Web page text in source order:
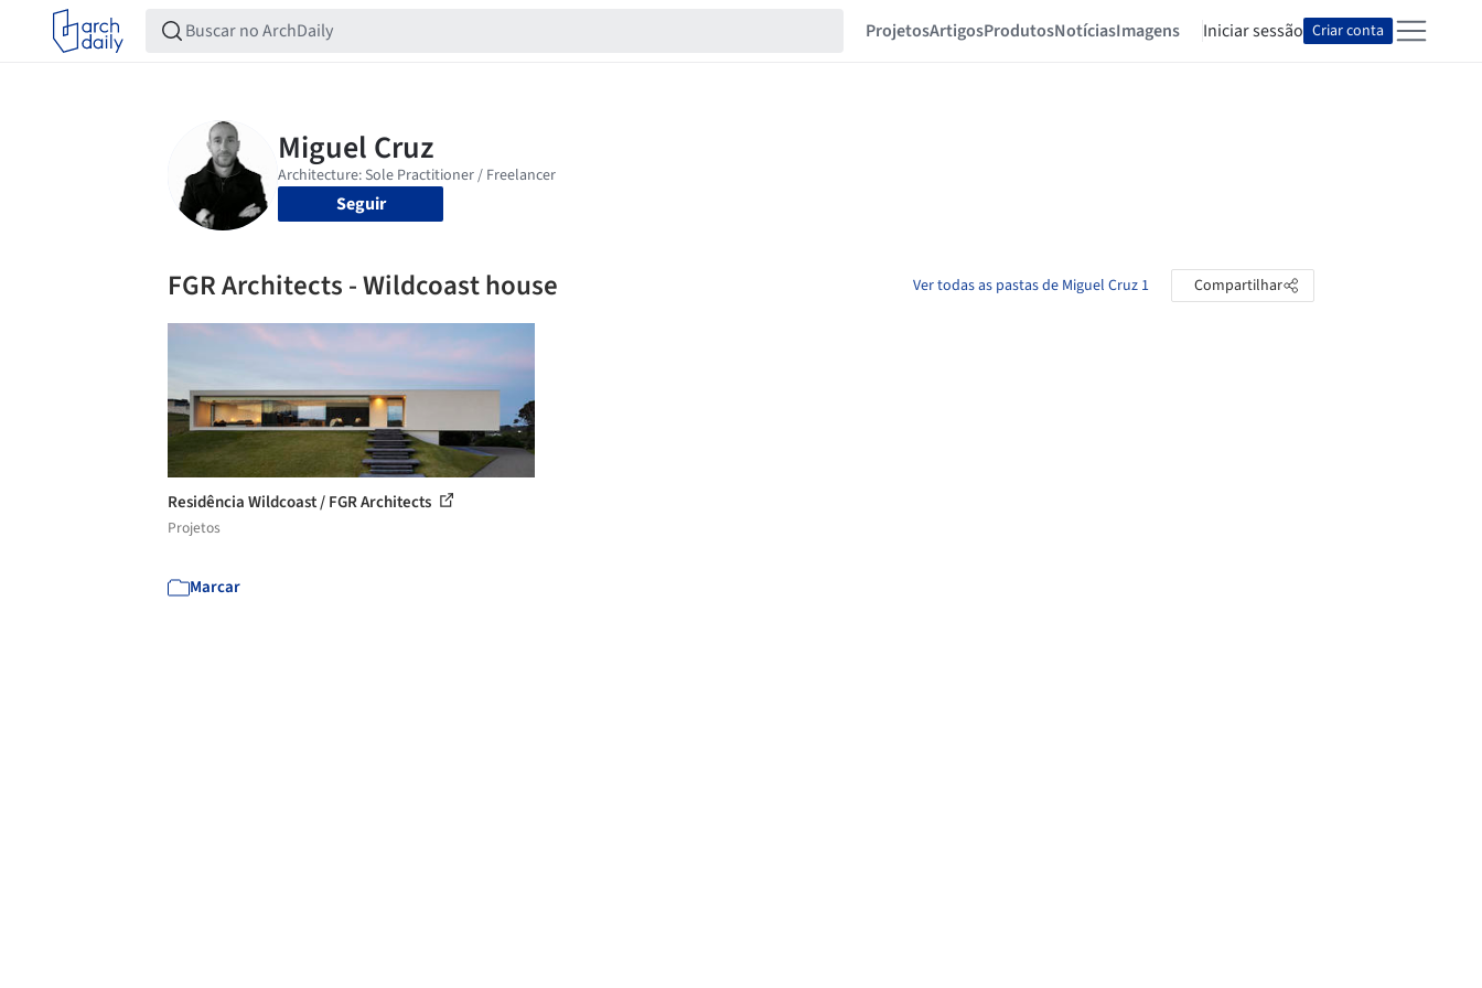
ProjetosArtigosProdutosNotíciasImagens Iniciar sessão Criar conta
Seguir
FGR Architects - Wildcoast house Ver todas as pastas de Miguel Cruz 1 Compartilhar
Residência Wildcoast / FGR Architects
Projetos
Marcar